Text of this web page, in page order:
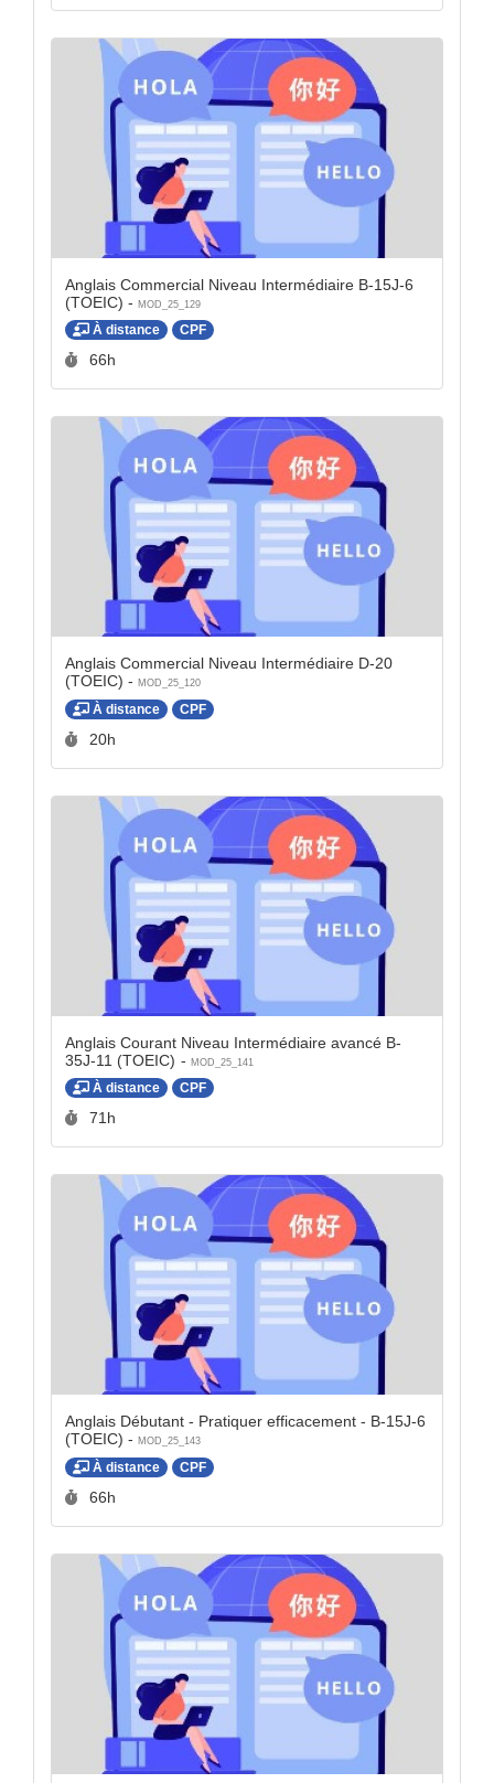
Anglais Commercial Niveau Intermédiaire B-15J-6
(TOEIC) - MOD_25_129
À distance CPF
Durée :
66h
Anglais Commercial Niveau Intermédiaire D-20
(TOEIC) - MOD_25_120
À distance CPF
Durée :
20h
Anglais Courant Niveau Intermédiaire avancé B-
35J-11 (TOEIC) - MOD_25_141
À distance CPF
Durée :
71h
Anglais Débutant - Pratiquer efficacement - B-15J-6
(TOEIC) - MOD_25_143
À distance CPF
Durée :
66h